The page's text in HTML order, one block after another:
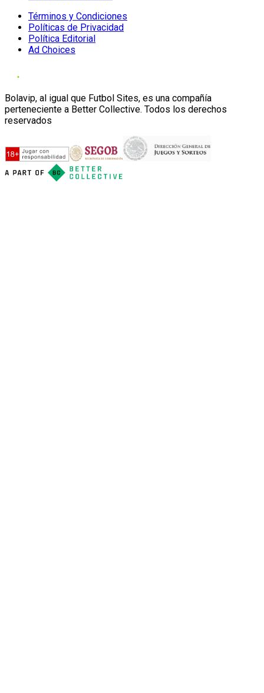
Términos y Condiciones
Políticas de Privacidad
Política Editorial
Ad Choices
Bolavip, al igual que Futbol Sites, es una compañía
perteneciente a Better Collective. Todos los derechos
reservados